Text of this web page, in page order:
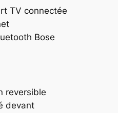
TV connectée
Bose
reversible
devant